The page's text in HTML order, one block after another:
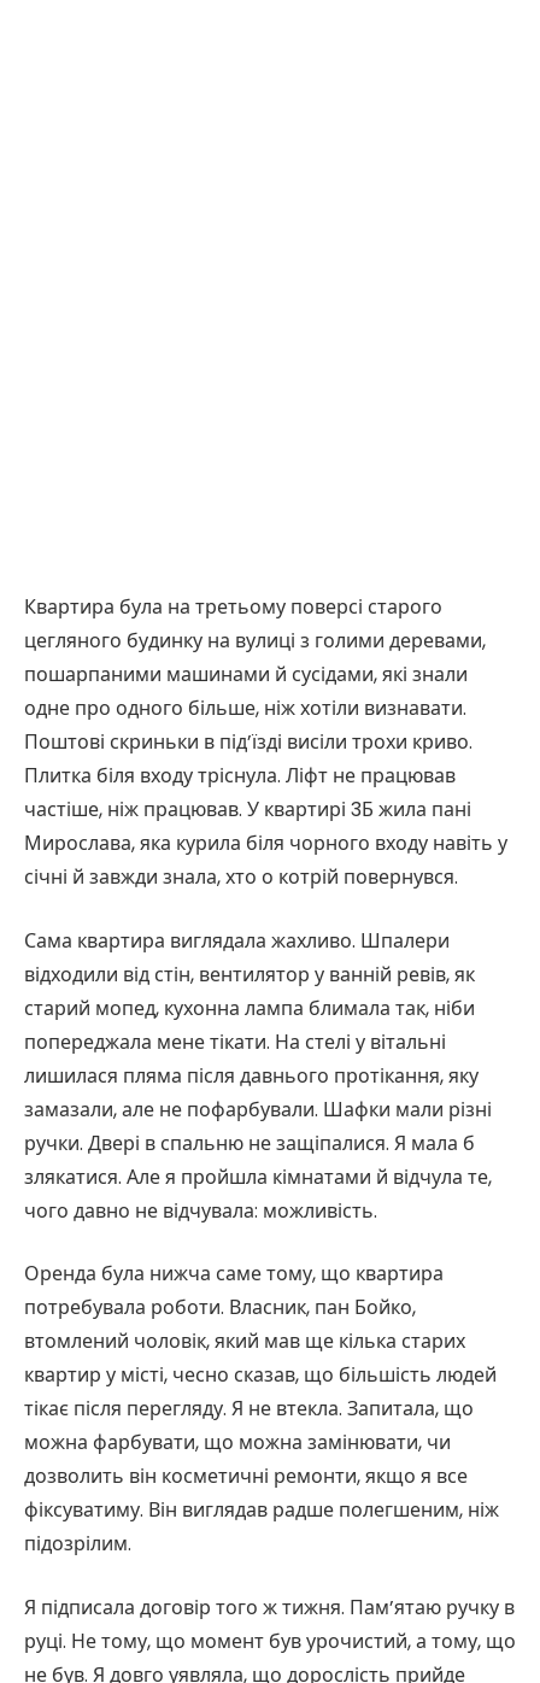
Квартира була на третьому поверсі старого
цегляного будинку на вулиці з голими деревами,
пошарпаними машинами й сусідами, які знали
одне про одного більше, ніж хотіли визнавати.
Поштові скриньки в під’їзді висіли трохи криво.
Плитка біля входу тріснула. Ліфт не працював
частіше, ніж працював. У квартирі 3Б жила пані
Мирослава, яка курила біля чорного входу навіть у
січні й завжди знала, хто о котрій повернувся.
Сама квартира виглядала жахливо. Шпалери
відходили від стін, вентилятор у ванній ревів, як
старий мопед, кухонна лампа блимала так, ніби
попереджала мене тікати. На стелі у вітальні
лишилася пляма після давнього протікання, яку
замазали, але не пофарбували. Шафки мали різні
ручки. Двері в спальню не защіпалися. Я мала б
злякатися. Але я пройшла кімнатами й відчула те,
чого давно не відчувала: можливість.
Оренда була нижча саме тому, що квартира
потребувала роботи. Власник, пан Бойко,
втомлений чоловік, який мав ще кілька старих
квартир у місті, чесно сказав, що більшість людей
тікає після перегляду. Я не втекла. Запитала, що
можна фарбувати, що можна замінювати, чи
дозволить він косметичні ремонти, якщо я все
фіксуватиму. Він виглядав радше полегшеним, ніж
підозрілим.
Я підписала договір того ж тижня. Пам’ятаю ручку в
руці. Не тому, що момент був урочистий, а тому, що
не був. Я довго уявляла, що дорослість прийде